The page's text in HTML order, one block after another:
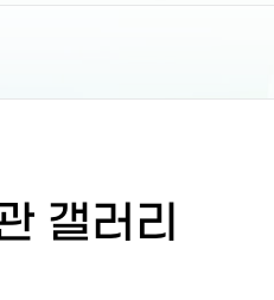
갤러리